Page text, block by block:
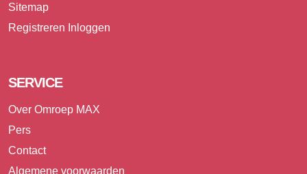
Sitemap
Registreren Inloggen
SERVICE
Over Omroep MAX
Pers
Contact
Algemene voorwaarden